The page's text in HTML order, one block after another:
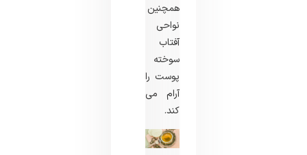
همچنین
نواحی
آفتاب
سوخته
پوست را
آرام می
کند.